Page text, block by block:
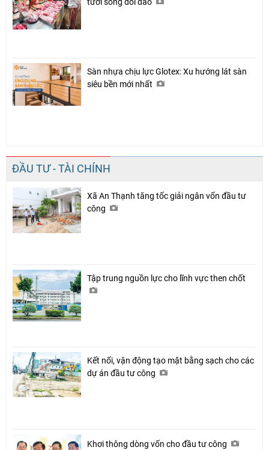
Sàn nhựa chịu lực Glotex: Xu hướng lát sàn
siêu bền mới nhất
ĐẦU TƯ - TÀI CHÍNH
Xã An Thạnh tăng tốc giải ngân vốn đầu tư
công
Tập trung nguồn lực cho lĩnh vực then chốt
Kết nối, vận động tạo mặt bằng sạch cho các
dự án đầu tư công
Khơi thông dòng vốn cho đầu tư công